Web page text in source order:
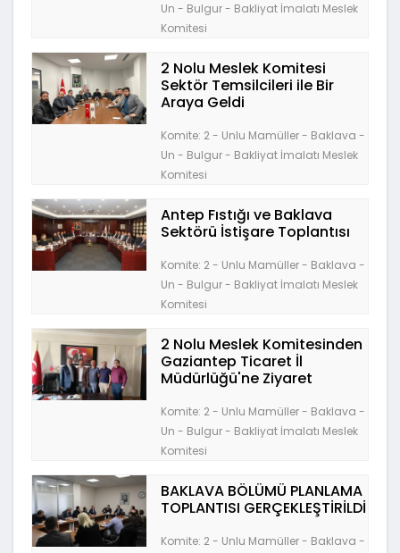
Un - Bulgur - Bakliyat İmalatı Meslek
Komitesi
2 Nolu Meslek Komitesi
Sektör Temsilcileri ile Bir
Araya Geldi
Komite: 2 - Unlu Mamüller - Baklava -
Un - Bulgur - Bakliyat İmalatı Meslek
Komitesi
Antep Fıstığı ve Baklava
Sektörü İstişare Toplantısı
Komite: 2 - Unlu Mamüller - Baklava -
Un - Bulgur - Bakliyat İmalatı Meslek
Komitesi
2 Nolu Meslek Komitesinden
Gaziantep Ticaret İl
Müdürlüğü'ne Ziyaret
Komite: 2 - Unlu Mamüller - Baklava -
Un - Bulgur - Bakliyat İmalatı Meslek
Komitesi
BAKLAVA BÖLÜMÜ PLANLAMA
TOPLANTISI GERÇEKLEŞTİRİLDİ
Komite: 2 - Unlu Mamüller - Baklava -